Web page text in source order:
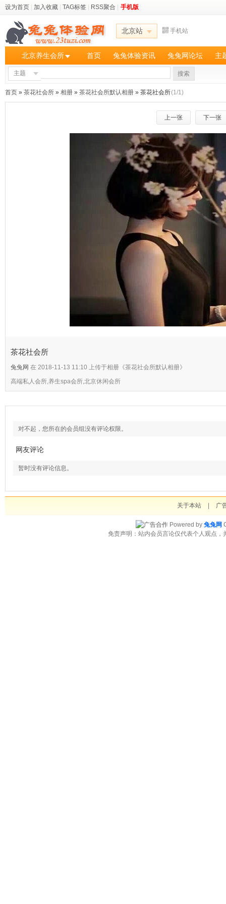
设为首页 加入收藏 TAG标签 RSS聚合 手机版
北京站 手机站
北京养生会所 首页 兔兔体验资讯 兔兔网论坛 主
主题 搜索
首页 » 茶花社会所 » 相册 » 茶花社会所默认相册 » 茶花社会所(1/1)
上一张 下一张
茶花社会所
兔兔网 在 2018-11-13 11:10 上传于相册《茶花社会所默认相册》
高端私人会所,养生spa会所,北京休闲会所
对不起，您所在的会员组没有评论权限。
网友评论
暂时没有评论信息。
关于本站 广
Powered by 兔兔网
免责声明：站内会员言论仅代表个人观点